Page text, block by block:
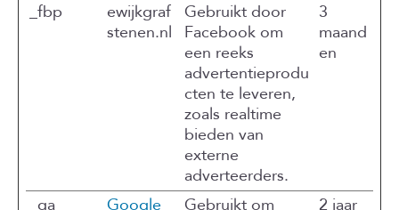
_fbp
ewijkgraf
stenen.nl
Gebruikt door
Facebook om
een reeks
advertentieprodu
cten te leveren,
zoals realtime
bieden van
externe
adverteerders.
3
maand
en
_ga Google
Gebruikt om
2 jaar